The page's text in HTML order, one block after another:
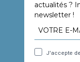
actualités ?
newsletter !
J'accepte